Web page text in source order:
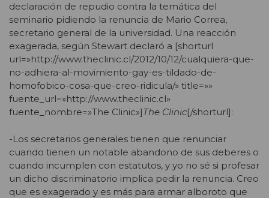
declaración de repudio contra la temática del
seminario pidiendo la renuncia de Mario Correa,
secretario general de la universidad. Una reacción
exagerada, según Stewart declaró a [shorturl
url=»http://www.theclinic.cl/2012/10/12/cualquiera-que-
no-adhiera-al-movimiento-gay-es-tildado-de-
homofobico-cosa-que-creo-ridicula/» title=»»
fuente_url=»http://www.theclinic.cl»
fuente_nombre=»The Clinic»]The Clinic[/shorturl]:
-Los secretarios generales tienen que renunciar
cuando tienen un notable abandono de sus deberes o
cuando incumplen con estatutos, y yo no sé si profesar
un dicho discriminatorio implica pedir la renuncia. Creo
que es exagerado y es más para armar alboroto que